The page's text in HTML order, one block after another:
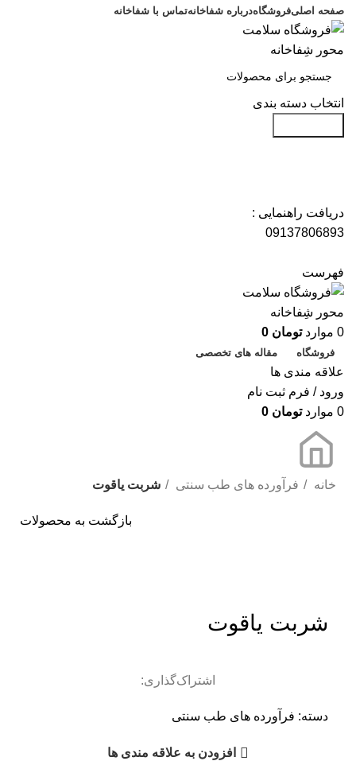
صفحه اصلیفروشگاهدرباره شفاخانهتماس با شفاخانه
انتخاب دسته بندی
دریافت راهنمایی :
09137806893
فهرست
0 موارد تومان
فروشگاه مقاله های تخصصی
علاقه مندی ها
ورود / فرم ثبت نام
0 موارد تومان
خانه فرآورده های طب سنتی شربت یاقوت
بازگشت به محصولات
شربت یاقوت
اشتراک‌گذاری:
دسته: فرآورده های طب سنتی
افزودن به علاقه مندی ها